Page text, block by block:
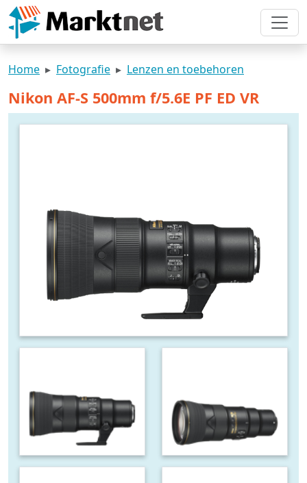
Home Fotografie Lenzen en toebehoren
Nikon AF-S 500mm f/5.6E PF ED VR